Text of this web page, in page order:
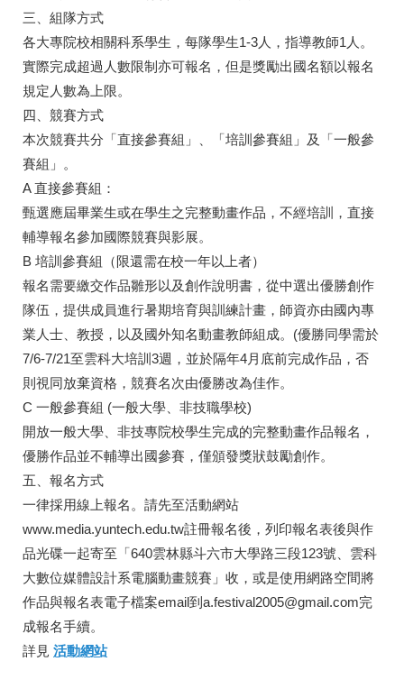
三、組隊方式
各大專院校相關科系學生，每隊學生1-3人，指導教師1人。
實際完成超過人數限制亦可報名，但是獎勵出國名額以報名
規定人數為上限。
四、競賽方式
本次競賽共分「直接參賽組」、「培訓參賽組」及「一般參
賽組」。
A 直接參賽組：
甄選應屆畢業生或在學生之完整動畫作品，不經培訓，直接
輔導報名參加國際競賽與影展。
B 培訓參賽組（限還需在校一年以上者）
報名需要繳交作品雛形以及創作說明書，從中選出優勝創作
隊伍，提供成員進行暑期培育與訓練計畫，師資亦由國內專
業人士、教授，以及國外知名動畫教師組成。(優勝同學需於
7/6-7/21至雲科大培訓3週，並於隔年4月底前完成作品，否
則視同放棄資格，競賽名次由優勝改為佳作。
C 一般參賽組 (一般大學、非技職學校)
開放一般大學、非技專院校學生完成的完整動畫作品報名，
優勝作品並不輔導出國參賽，僅頒發獎狀鼓勵創作。
五、報名方式
一律採用線上報名。請先至活動網站
www.media.yuntech.edu.tw註冊報名後，列印報名表後與作
品光碟一起寄至「640雲林縣斗六市大學路三段123號、雲科
大數位媒體設計系電腦動畫競賽」收，或是使用網路空間將
作品與報名表電子檔案email到a.festival2005@gmail.com完
成報名手續。
詳見 活動網站